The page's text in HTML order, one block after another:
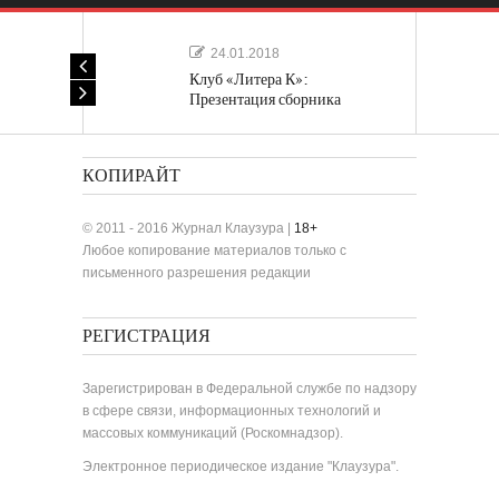
24.01.2018
Клуб «Литера К»:
Презентация сборника
КОПИРАЙТ
© 2011 - 2016 Журнал Клаузура | 18+
Любое копирование материалов только с
письменного разрешения редакции
РЕГИСТРАЦИЯ
Зарегистрирован в Федеральной службе по надзору
в сфере связи, информационных технологий и
массовых коммуникаций (Роскомнадзор).
Электронное периодическое издание "Клаузура".